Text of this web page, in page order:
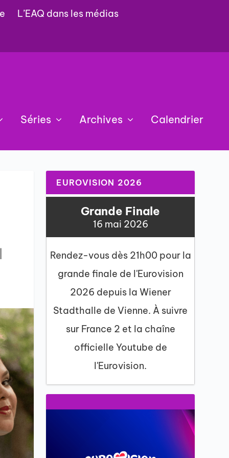
L’EAQ dans les médias
Séries Archives Calendrier
EUROVISION 2026
Grande Finale
16 mai 2026
Rendez-vous dès 21h00 pour la
grande finale de l'Eurovision
2026 depuis la Wiener
Stadthalle de Vienne. À suivre
sur France 2 et la chaîne
officielle Youtube de
l'Eurovision.